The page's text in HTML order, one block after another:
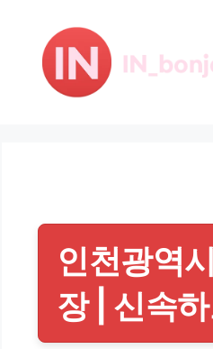
인천광역
장 | 신속